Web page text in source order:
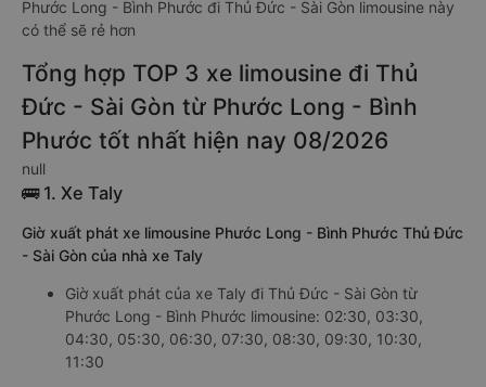
Phước Long - Bình Phước đi Thủ Đức - Sài Gòn limousine này
có thể sẽ rẻ hơn
Tổng hợp TOP 3 xe limousine đi Thủ
Đức - Sài Gòn từ Phước Long - Bình
Phước tốt nhất hiện nay 08/2026
null
🚌 1. Xe Taly
Giờ xuất phát xe limousine Phước Long - Bình Phước Thủ Đức
- Sài Gòn của nhà xe Taly
Giờ xuất phát của xe Taly đi Thủ Đức - Sài Gòn từ
Phước Long - Bình Phước limousine: 02:30, 03:30,
04:30, 05:30, 06:30, 07:30, 08:30, 09:30, 10:30,
11:30